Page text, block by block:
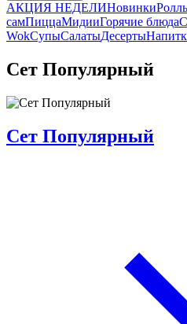
АКЦИЯ НЕДЕЛИНовинки
самПиццаМидииГорячие блюда
WokСупыСалатыДесерты
Сет Популярный
Сет Популярный